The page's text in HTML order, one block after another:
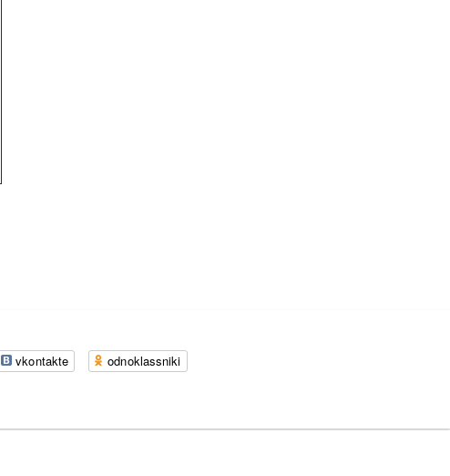
vkontakte odnoklassniki